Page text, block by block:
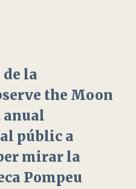
la
the Moon
públic a
mirar la
Pompeu